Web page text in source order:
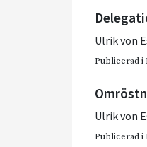
Ulrik von
Publicerad i
Ulrik von
Publicerad i